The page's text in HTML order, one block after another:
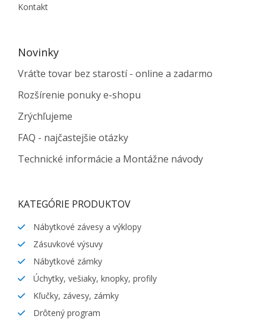
Kontakt
Novinky
Vráťte tovar bez starostí - online a zadarmo
Rozšírenie ponuky e-shopu
Zrýchľujeme
FAQ - najčastejšie otázky
Technické informácie a Montážne návody
KATEGÓRIE PRODUKTOV
Nábytkové závesy a výklopy
Zásuvkové výsuvy
Nábytkové zámky
Úchytky, vešiaky, knopky, profily
Kľučky, závesy, zámky
Drôtený program